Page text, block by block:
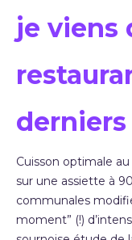
je viens
Cuisson optimale
sur une assiette à
communales
moment” (!)